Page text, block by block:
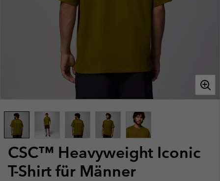
CSC™ Heavyweight Iconic
T-Shirt für Männer